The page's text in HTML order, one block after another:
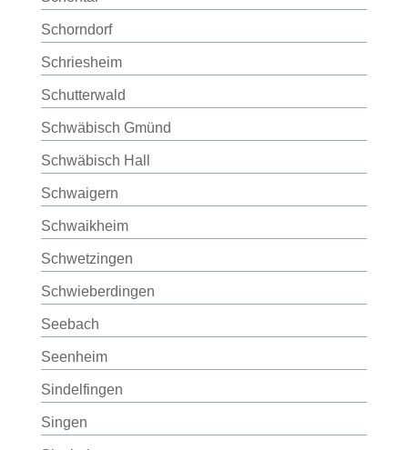
Schorndorf
Schriesheim
Schutterwald
Schwäbisch Gmünd
Schwäbisch Hall
Schwaigern
Schwaikheim
Schwetzingen
Schwieberdingen
Seebach
Seenheim
Sindelfingen
Singen